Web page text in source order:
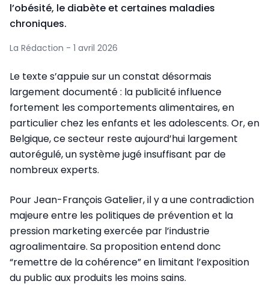
l’obésité, le diabète et certaines maladies
chroniques.
La Rédaction - 1 avril 2026
Le texte s’appuie sur un constat désormais
largement documenté : la publicité influence
fortement les comportements alimentaires, en
particulier chez les enfants et les adolescents. Or, en
Belgique, ce secteur reste aujourd’hui largement
autorégulé, un système jugé insuffisant par de
nombreux experts.
Pour Jean-François Gatelier, il y a une contradiction
majeure entre les politiques de prévention et la
pression marketing exercée par l’industrie
agroalimentaire. Sa proposition entend donc
“remettre de la cohérence” en limitant l’exposition
du public aux produits les moins sains.